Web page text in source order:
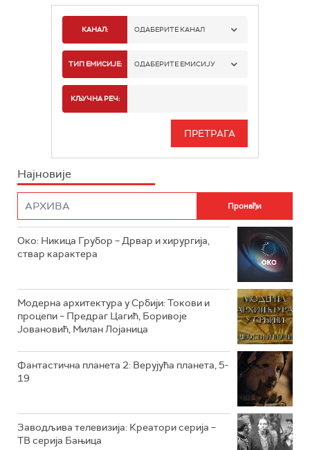
КАНАЛ: ОДАБЕРИТЕ КАНАЛ
РТС 1
РТС 3
РТС ЖИВОТ
РТС КОЛО
ТИП ЕМИСИЈЕ: ОДАБЕРИТЕ ЕМИСИЈУ
ИНФО
КЉУЧНА РЕЧ:
Најновије
Око: Никица Грубор – Дрвар и хирургија,
ствар карактера
Модерна архитектура у Србији: Токови и
процепи – Предраг Цагић, Боривоје
Јовановић, Милан Лојаница
Фантастична планета 2: Верујућа планета, 5-
19
Заводљива телевизија: Креатори серија –
ТВ серија Бањица